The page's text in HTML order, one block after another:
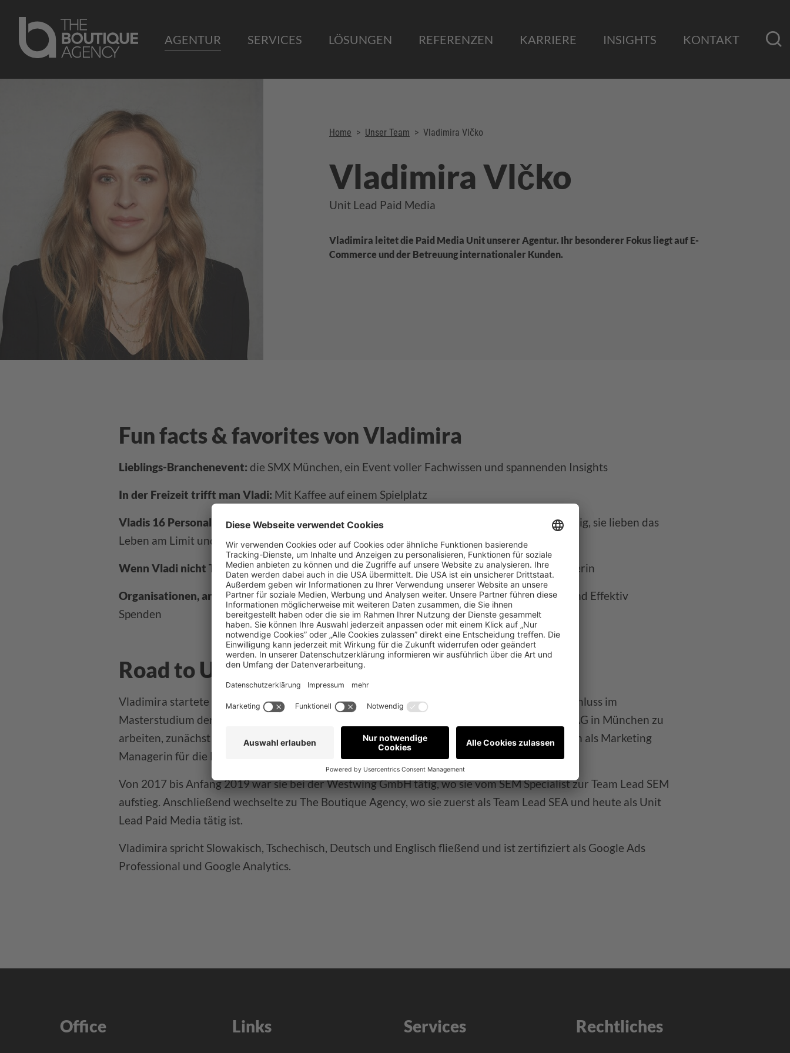
AGENTUR SERVICES LÖSUNGEN REFERENZEN KARRIERE INSIGHTS KONTAKT
Home > Unser Team > Vladimira Vlčko
Vladimira Vlčko
Unit Lead Paid Media
Vladimira leitet die Paid Media Unit unserer Agentur. Ihr besonderer Fokus liegt auf E-
Commerce und der Betreuung internationaler Kunden.
Fun facts & favorites von Vladimira
Lieblings-Branchenevent: die SMX München, ein Event voller Fachwissen und spannenden Insights
In der Freizeit trifft man Vladi: Mit Kaffee auf einem Spielplatz
Vladis 16 Personalities Typ ist:ESTP – „Der Unternehmer“: Schlau, dynamisch und scharfsinnig, sie lieben das
Leben am Limit und packen Dinge direkt an
Wenn Vladi nicht Team Lead / Senior Online Marketing Consultant wäre, wäre sie: Dogwalkerin
Organisationen, an die Vladi schon gespendet hat:TierheimUtulok Tuláčikin der Slowakei und Effektiv
Spenden
Road to Unit Lead Paid Media
Vladimira startete ihre Karriere in Bratislava an der Wirtschaftsuniversität. Nach ihrem Abschluss im
Masterstudium der Fachrichtung Handel und Marketing begann sie 2011 bei der ZOOPLUS AG in München zu
arbeiten, zunächst als Praktikantin im Online-Marketing, später als Assistentin und schließlich als Marketing
Managerin für die Märkte Tschechien und Slowakei.
Von 2017 bis Anfang 2019 war sie bei der Westwing GmbH tätig, wo sie vom SEM Specialist zur Team Lead SEM
aufstieg. Anschließend wechselte zu The Boutique Agency, wo sie zuerst als Team Lead SEA und heute als Unit
Lead Paid Media tätig ist.
Vladimira spricht Slowakisch, Tschechisch, Deutsch und Englisch fließend und ist zertifiziert als Google Ads
Professional und Google Analytics.
Office Links Services Rechtliches